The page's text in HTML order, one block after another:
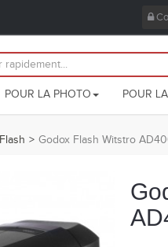
POUR LA PHOTO POUR
Flash > Godox Flash Witstro